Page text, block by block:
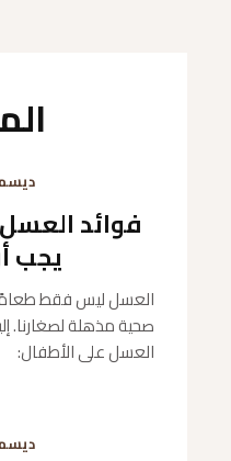
ديسمبر
فوائد
يجب
العسل ليس فقط طعامًا
صحية مذهلة لصغارنا.
العسل على الأطفال:
ديسمبر